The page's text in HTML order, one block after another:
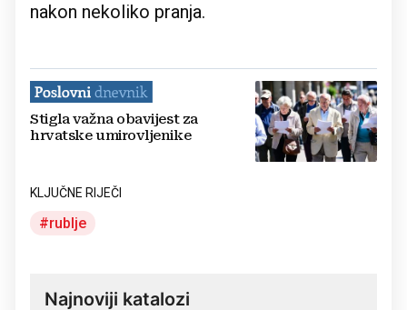
nakon nekoliko pranja.
Stigla važna obavijest za
hrvatske umirovljenike
KLJUČNE RIJEČI
rublje